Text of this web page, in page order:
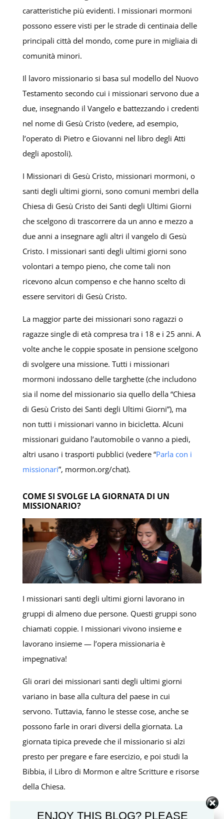
caratteristiche più evidenti. I missionari mormoni
possono essere visti per le strade di centinaia delle
principali città del mondo, come pure in migliaia di
comunità minori.
Il lavoro missionario si basa sul modello del Nuovo
Testamento secondo cui i missionari servono due a
due, insegnando il Vangelo e battezzando i credenti
nel nome di Gesù Cristo (vedere, ad esempio,
l’operato di Pietro e Giovanni nel libro degli Atti
degli apostoli).
I Missionari di Gesù Cristo, missionari mormoni, o
santi degli ultimi giorni, sono comuni membri della
Chiesa di Gesù Cristo dei Santi degli Ultimi Giorni
che scelgono di trascorrere da un anno e mezzo a
due anni a insegnare agli altri il vangelo di Gesù
Cristo. I missionari santi degli ultimi giorni sono
volontari a tempo pieno, che come tali non
ricevono alcun compenso e che hanno scelto di
essere servitori di Gesù Cristo.
La maggior parte dei missionari sono ragazzi o
ragazze single di età compresa tra i 18 e i 25 anni. A
volte anche le coppie sposate in pensione scelgono
di svolgere una missione. Tutti i missionari
mormoni indossano delle targhette (che includono
sia il nome del missionario sia quello della “Chiesa
di Gesù Cristo dei Santi degli Ultimi Giorni”), ma
non tutti i missionari vanno in bicicletta. Alcuni
missionari guidano l’automobile o vanno a piedi,
altri usano i trasporti pubblici (vedere “Parla con i
missionari”, mormon.org/chat).
COME SI SVOLGE LA GIORNATA DI UN
MISSIONARIO?
I missionari santi degli ultimi giorni lavorano in
gruppi di almeno due persone. Questi gruppi sono
chiamati coppie. I missionari vivono insieme e
lavorano insieme — l’opera missionaria è
impegnativa!
Gli orari dei missionari santi degli ultimi giorni
variano in base alla cultura del paese in cui
servono. Tuttavia, fanno le stesse cose, anche se
possono farle in orari diversi della giornata. La
giornata tipica prevede che il missionario si alzi
presto per pregare e fare esercizio, e poi studi la
Bibbia, il Libro di Mormon e altre Scritture e risorse
della Chiesa.
ENJOY THIS BLOG? PLEASE